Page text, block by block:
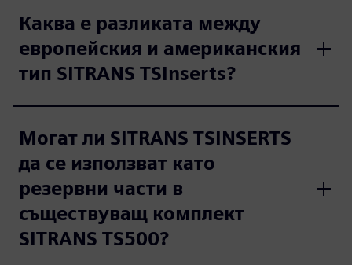
Каква е разликата между
европейския и американския
тип SITRANS TSInserts?
Могат ли SITRANS TSINSERTS
да се използват като
резервни части в
съществуващ комплект
SITRANS TS500?